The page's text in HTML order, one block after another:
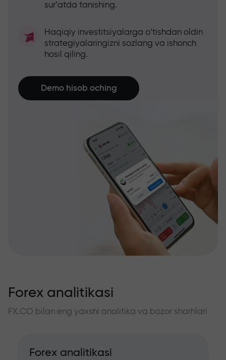
sur’atda tanishing.
Haqiqiy investitsiyalarga o‘tishdan oldin
strategiyalaringizni sozlang va ishonch
hosil qiling.
Demo hisob oching
Forex analitikasi
FX.CO bilan eng yaxshi analitika va bozor sharhlari
Forex analitikasi